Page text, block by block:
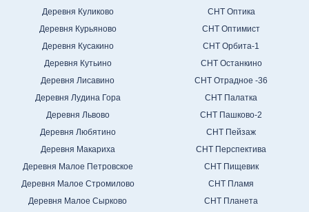
Деревня Куликово
Деревня Курьяново
Деревня Кусакино
Деревня Кутьино
Деревня Лисавино
Деревня Лудина Гора
Деревня Львово
Деревня Любятино
Деревня Макариха
Деревня Малое Петровское
Деревня Малое Стромилово
Деревня Малое Сырково
СНТ Оптика
СНТ Оптимист
СНТ Орбита-1
СНТ Останкино
СНТ Отрадное -36
СНТ Палатка
СНТ Пашково-2
СНТ Пейзаж
СНТ Перспектива
СНТ Пищевик
СНТ Пламя
СНТ Планета